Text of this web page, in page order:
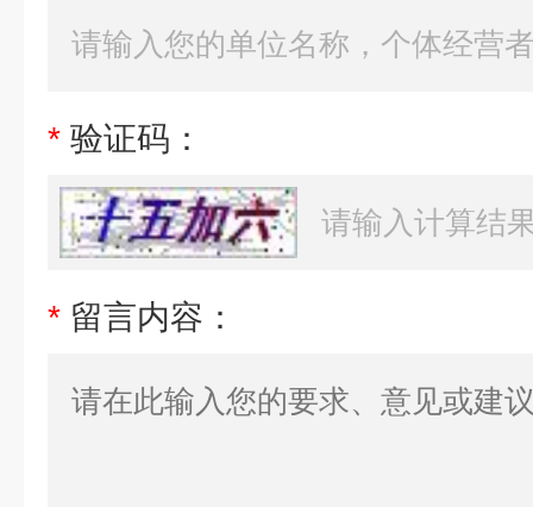
* 验证码：
* 留言内容：